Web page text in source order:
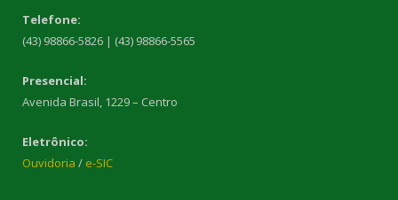
Telefone:
(43) 98866-5826 | (43) 98866-5565
Presencial:
Avenida Brasil, 1229 – Centro
Eletrônico:
Ouvidoria / e-SIC